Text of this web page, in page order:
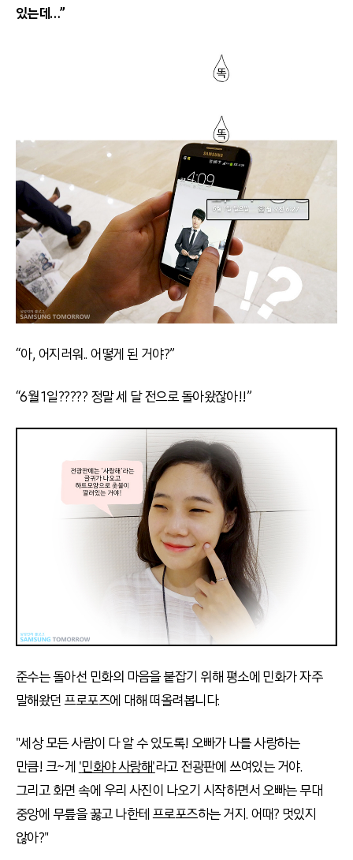
있는데…”
“아, 어지러워.. 어떻게 된 거야?”
“6월 1일????? 정말 세 달 전으로 돌아왔잖아!!”
준수는 돌아선 민화의 마음을 붙잡기 위해 평소에 민화가 자주
말해왔던 프로포즈에 대해 떠올려봅니다.
"세상 모든 사람이 다 알 수 있도록! 오빠가 나를 사랑하는
만큼! 크~게 '민화야 사랑해'라고 전광판에 쓰여있는 거야.
그리고 화면 속에 우리 사진이 나오기 시작하면서 오빠는 무대
중앙에 무릎을 꿇고 나한테 프로포즈하는 거지. 어때? 멋있지
않아?"